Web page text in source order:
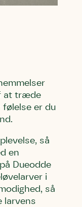
at træde
følelse er du
så
en
Dueodde
i
så
larvens